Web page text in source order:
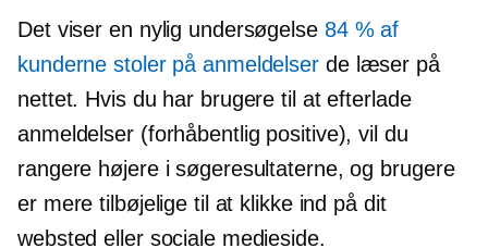
Det viser en nylig undersøgelse 84 % af
kunderne stoler på anmeldelser de læser på
nettet. Hvis du har brugere til at efterlade
anmeldelser (forhåbentlig positive), vil du
rangere højere i søgeresultaterne, og brugere
er mere tilbøjelige til at klikke ind på dit
websted eller sociale medieside.